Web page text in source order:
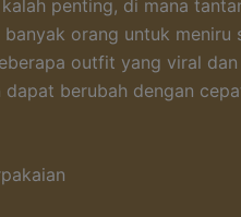
penting, di mana
orang untuk meniru
outfit yang viral
berubah dengan